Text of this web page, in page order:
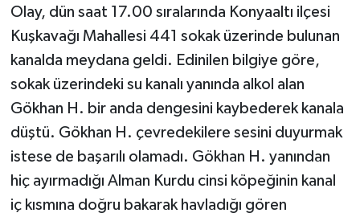
Olay, dün saat 17.00 sıralarında Konyaaltı ilçesi
Kuşkavağı Mahallesi 441 sokak üzerinde bulunan
kanalda meydana geldi. Edinilen bilgiye göre,
sokak üzerindeki su kanalı yanında alkol alan
Gökhan H. bir anda dengesini kaybederek kanala
düştü. Gökhan H. çevredekilere sesini duyurmak
istese de başarılı olamadı. Gökhan H. yanından
hiç ayırmadığı Alman Kurdu cinsi köpeğinin kanal
iç kısmına doğru bakarak havladığı gören